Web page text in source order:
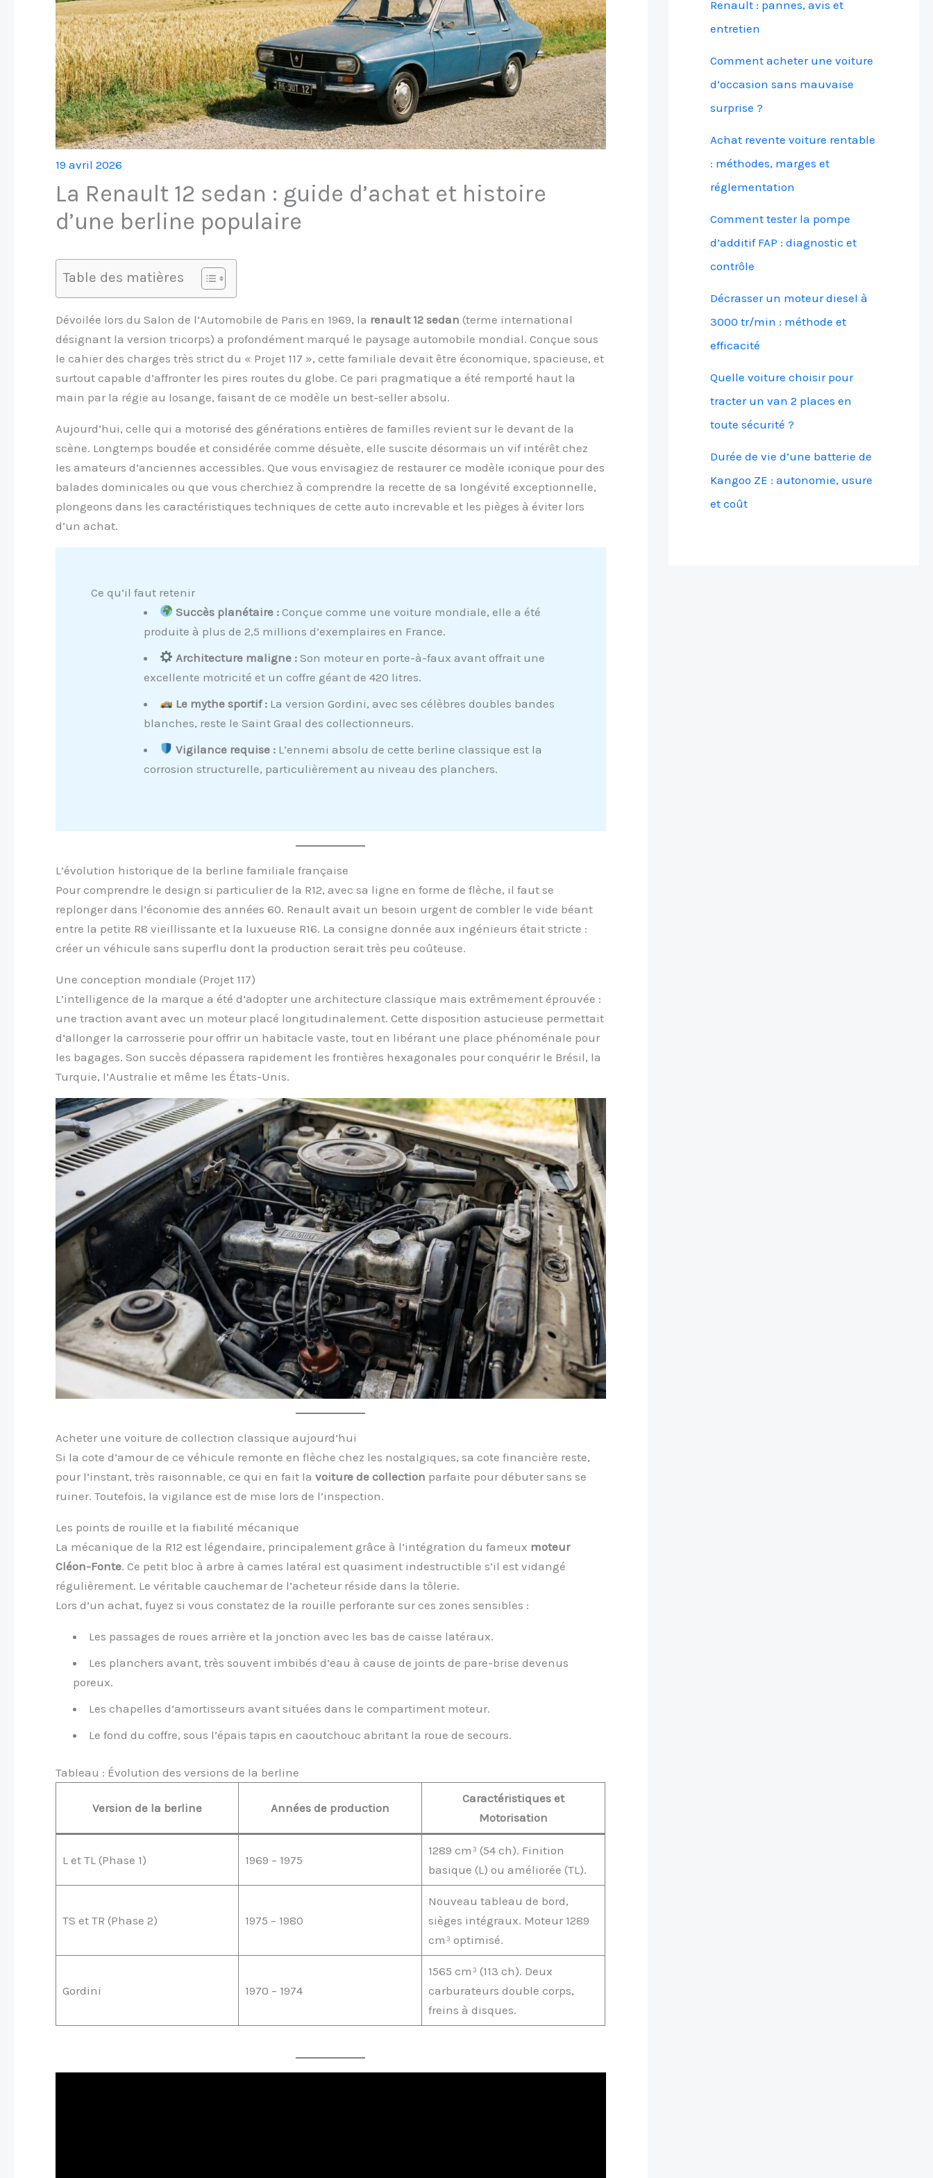
19 avril 2026
La Renault 12 sedan : guide d’achat et histoire
d’une berline populaire
Table des matières
Dévoilée lors du Salon de l’Automobile de Paris en 1969, la renault 12 sedan (terme international
désignant la version tricorps) a profondément marqué le paysage automobile mondial. Conçue sous
le cahier des charges très strict du « Projet 117 », cette familiale devait être économique, spacieuse, et
surtout capable d’affronter les pires routes du globe. Ce pari pragmatique a été remporté haut la
main par la régie au losange, faisant de ce modèle un best-seller absolu.
Aujourd’hui, celle qui a motorisé des générations entières de familles revient sur le devant de la
scène. Longtemps boudée et considérée comme désuète, elle suscite désormais un vif intérêt chez
les amateurs d’anciennes accessibles. Que vous envisagiez de restaurer ce modèle iconique pour des
balades dominicales ou que vous cherchiez à comprendre la recette de sa longévité exceptionnelle,
plongeons dans les caractéristiques techniques de cette auto increvable et les pièges à éviter lors
d’un achat.
Ce qu’il faut retenir
Succès planétaire : Conçue comme une voiture mondiale, elle a été
produite à plus de 2,5 millions d’exemplaires en France.
Architecture maligne : Son moteur en porte-à-faux avant offrait une
excellente motricité et un coffre géant de 420 litres.
Le mythe sportif : La version Gordini, avec ses célèbres doubles bandes
blanches, reste le Saint Graal des collectionneurs.
Vigilance requise : L’ennemi absolu de cette berline classique est la
corrosion structurelle, particulièrement au niveau des planchers.
L’évolution historique de la berline familiale française
Pour comprendre le design si particulier de la R12, avec sa ligne en forme de flèche, il faut se
replonger dans l’économie des années 60. Renault avait un besoin urgent de combler le vide béant
entre la petite R8 vieillissante et la luxueuse R16. La consigne donnée aux ingénieurs était stricte :
créer un véhicule sans superflu dont la production serait très peu coûteuse.
Une conception mondiale (Projet 117)
L’intelligence de la marque a été d’adopter une architecture classique mais extrêmement éprouvée :
une traction avant avec un moteur placé longitudinalement. Cette disposition astucieuse permettait
d’allonger la carrosserie pour offrir un habitacle vaste, tout en libérant une place phénoménale pour
les bagages. Son succès dépassera rapidement les frontières hexagonales pour conquérir le Brésil, la
Turquie, l’Australie et même les États-Unis.
Acheter une voiture de collection classique aujourd’hui
Si la cote d’amour de ce véhicule remonte en flèche chez les nostalgiques, sa cote financière reste,
pour l’instant, très raisonnable, ce qui en fait la voiture de collection parfaite pour débuter sans se
ruiner. Toutefois, la vigilance est de mise lors de l’inspection.
Les points de rouille et la fiabilité mécanique
La mécanique de la R12 est légendaire, principalement grâce à l’intégration du fameux moteur
Cléon-Fonte. Ce petit bloc à arbre à cames latéral est quasiment indestructible s’il est vidangé
régulièrement. Le véritable cauchemar de l’acheteur réside dans la tôlerie.
Lors d’un achat, fuyez si vous constatez de la rouille perforante sur ces zones sensibles :
Les passages de roues arrière et la jonction avec les bas de caisse latéraux.
Les planchers avant, très souvent imbibés d’eau à cause de joints de pare-brise devenus
poreux.
Les chapelles d’amortisseurs avant situées dans le compartiment moteur.
Le fond du coffre, sous l’épais tapis en caoutchouc abritant la roue de secours.
Tableau : Évolution des versions de la berline
Version de la berline Années de production
Caractéristiques et
Motorisation
L et TL (Phase 1) 1969 – 1975
1289 cm³ (54 ch). Finition
basique (L) ou améliorée (TL).
TS et TR (Phase 2) 1975 – 1980
Nouveau tableau de bord,
sièges intégraux. Moteur 1289
cm³ optimisé.
Gordini 1970 – 1974
1565 cm³ (113 ch). Deux
carburateurs double corps,
freins à disques.
Renault : pannes, avis et
entretien
Comment acheter une voiture
d’occasion sans mauvaise
surprise ?
Achat revente voiture rentable
: méthodes, marges et
réglementation
Comment tester la pompe
d’additif FAP : diagnostic et
contrôle
Décrasser un moteur diesel à
3000 tr/min : méthode et
efficacité
Quelle voiture choisir pour
tracter un van 2 places en
toute sécurité ?
Durée de vie d’une batterie de
Kangoo ZE : autonomie, usure
et coût